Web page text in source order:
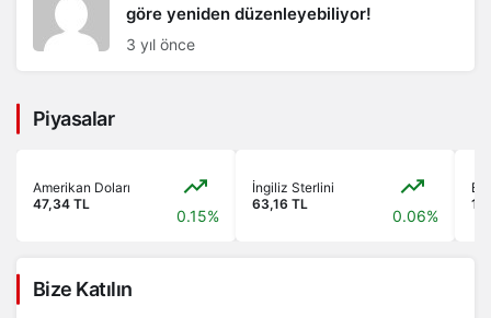
göre yeniden düzenleyebiliyor!
3 yıl önce
Piyasalar
Amerikan Doları
47,34 TL
0.15%
İngiliz Sterlini
63,16 TL
0.06%
Bize Katılın